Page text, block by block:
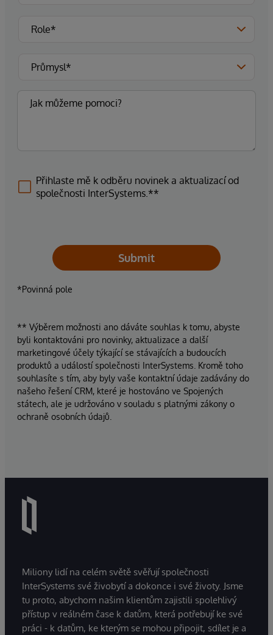
Přihlaste mě k odběru novinek a aktualizací od
společnosti InterSystems.**
Submit
*Povinná pole
** Výběrem možnosti ano dáváte souhlas k tomu, abyste
byli kontaktováni pro novinky, aktualizace a další
marketingové účely týkající se stávajících a budoucích
produktů a událostí společnosti InterSystems. Kromě toho
souhlasíte s tím, aby byly vaše kontaktní údaje zadávány do
našeho řešení CRM, které je hostováno ve Spojených
státech, ale je udržováno v souladu s platnými zákony o
ochraně osobních údajů.
Miliony lidí na celém světě svěřují společnosti
InterSystems své živobytí a dokonce i své životy. Jsme
tu proto, abychom našim klientům zajistili spolehlivý
přístup v reálném čase k datům, která potřebují ke své
práci - k datům, ke kterým se mohou připojit, sdílet je a